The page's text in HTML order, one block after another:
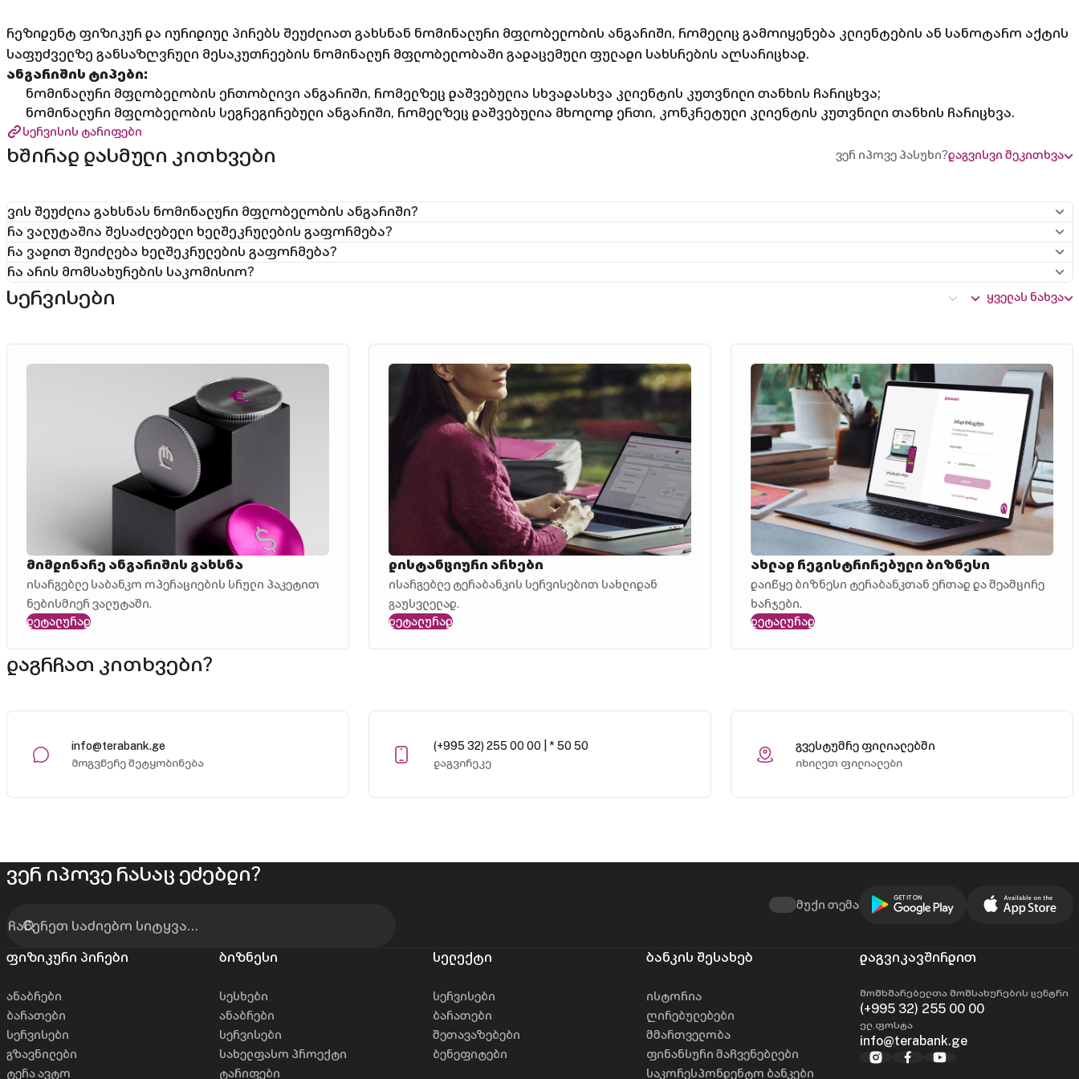
რეზიდენტ ფიზიკურ და იურიდიულ პირებს შეუძლიათ გახსნან ნომინალური მფლობელობის ანგარიში, რომელიც გამოიყენება კლიენტების ან სანოტარო აქტის
საფუძველზე განსაზღვრული მესაკუთრეების ნომინალურ მფლობელობაში გადაცემული ფულადი სახსრების აღსარიცხად.
ანგარიშის ტიპები:
ნომინალური მფლობელობის ერთობლივი ანგარიში, რომელზეც დაშვებულია სხვადასხვა კლიენტის კუთვნილი თანხის ჩარიცხვა;
ნომინალური მფლობელობის სეგრეგირებული ანგარიში, რომელზეც დაშვებულია მხოლოდ ერთი, კონკრეტული კლიენტის კუთვნილი თანხის ჩარიცხვა.
სერვისის ტარიფები
ხშირად დასმული კითხვები ვერ იპოვე პასუხი?დაგვისვი შეკითხვა
ვის შეუძლია გახსნას ნომინალური მფლობელობის ანგარიში?
რა ვალუტაშია შესაძლებელი ხელშეკრულების გაფორმება?
რა ვადით შეიძლება ხელშეკრულების გაფორმება?
რა არის მომსახურების საკომისიო?
სერვისები ყველას ნახვა
მიმდინარე ანგარიშის გახსნა
ისარგებლე საბანკო ოპერაციების სრული პაკეტით
ნებისმიერ ვალუტაში.
დეტალურად
დისტანციური არხები
ისარგებლე ტერაბანკის სერვისებით სახლიდან
გაუსვლელად.
დეტალურად
ახლად რეგისტრირებული ბიზნესი
დაიწყე ბიზნესი ტერაბანკთან ერთად და შეამცირე
ხარჯები.
დეტალურად
დაგრჩათ კითხვები?
info@terabank.ge
მოგვწერე შეტყობინება
(+995 32) 255 00 00 | * 50 50
დაგვირეკე
გვესტუმრე ფილიალებში
იხილეთ ფილიალები
ვერ იპოვე რასაც ეძებდი?
მუქი თემა
ფიზიკური პირები
ანაბრები
ბარათები
სერვისები
გზავნილები
ტერა ავტო
ბიზნესი
სესხები
ანაბრები
სერვისები
სახელფასო პროექტი
ტარიფები
სელექტი
სერვისები
ბარათები
შეთავაზებები
ბენეფიტები
ბანკის შესახებ
ისტორია
ღირებულებები
მმართველობა
ფინანსური მაჩვენებლები
საკორესპონდენტო ბანკები
დაგვიკავშირდით
მომხმარებელთა მომსახურების ცენტრი
(+995 32) 255 00 00
ელ.ფოსტა
info@terabank.ge